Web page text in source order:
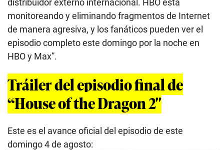
distribuidor externo internacional. HBO está
monitoreando y eliminando fragmentos de Internet
de manera agresiva, y los fanáticos pueden ver el
episodio completo este domingo por la noche en
HBO y Max”.
Tráiler del episodio final de
“House of the Dragon 2″
Este es el avance oficial del episodio de este
domingo 4 de agosto: